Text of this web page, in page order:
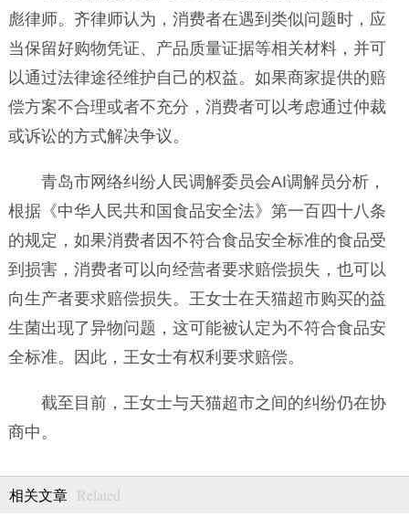
彪律师。齐律师认为，消费者在遇到类似问题时，应
当保留好购物凭证、产品质量证据等相关材料，并可
以通过法律途径维护自己的权益。如果商家提供的赔
偿方案不合理或者不充分，消费者可以考虑通过仲裁
或诉讼的方式解决争议。
青岛市网络纠纷人民调解委员会AI调解员分析，
根据《中华人民共和国食品安全法》第一百四十八条
的规定，如果消费者因不符合食品安全标准的食品受
到损害，消费者可以向经营者要求赔偿损失，也可以
向生产者要求赔偿损失。王女士在天猫超市购买的益
生菌出现了异物问题，这可能被认定为不符合食品安
全标准。因此，王女士有权利要求赔偿。
截至目前，王女士与天猫超市之间的纠纷仍在协
商中。
相关文章 Related